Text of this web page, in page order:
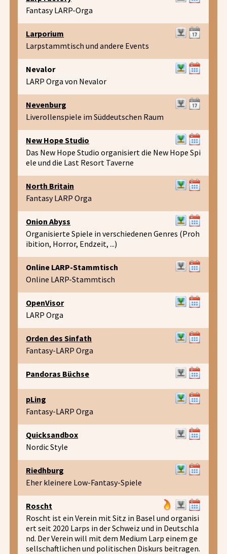
Fantasy LARP-Orga
Larporium
Larpstammtisch und andere Events
Nevalor
LARP Orga von Nevalor
Nevenburg
Liverollenspiele im Süddeutschen Raum
New Hope Studio
Das New Hope Studio organisiert die New Hope Spi
ele und die Last Resort Taverne
North Britain
Fantasy LARP Orga
Onion Abyss
Organisierte Spiele in verschiedenen Genres (Proh
ibition, Horror, Endzeit, ...)
Online LARP-Stammtisch
Online LARP-Stammtisch
OpenVisor
LARP Orga
Orden des Sinfath
Fantasy-LARP Orga
Pandoras Büchse
pLing
Fantasy-LARP Orga
Quicksandbox
Nordic Style
Riedhburg
Eher kleinere Low-Fantasy-Spiele
Roscht
Roscht ist ein Verein mit Sitz in Basel und organisi
ert seit 2020 Larps in der Schweiz und in Deutschla
nd. Der Verein will mit dem Medium Larp einem ge
sellschaftlichen und politischen Diskurs beitragen.